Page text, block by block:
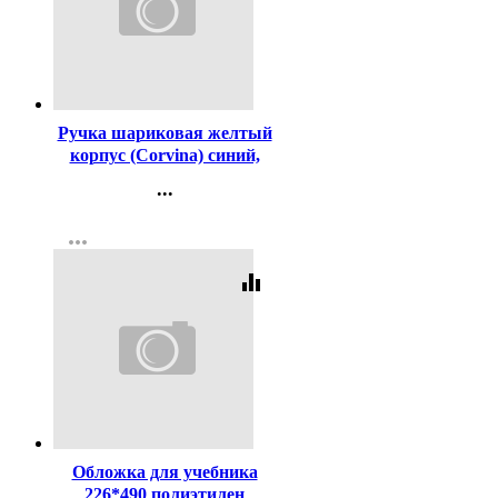
Ручка шариковая желтый
корпус (Corvina) синий,
...
Регистрация
more_horiz
equalizer
Обложка для учебника
226*490 полиэтилен